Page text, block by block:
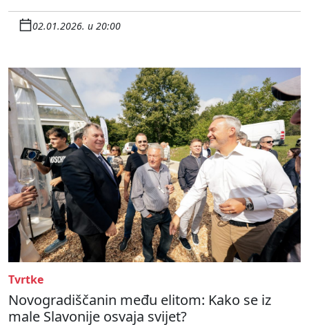
02.01.2026. u 20:00
Tvrtke
Novogradiščanin među elitom: Kako se iz
male Slavonije osvaja svijet?